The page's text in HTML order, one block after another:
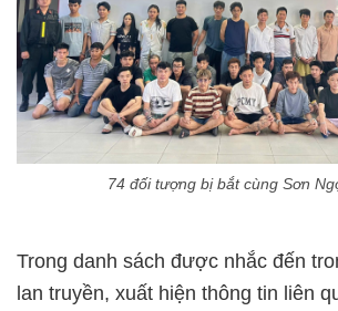
74 đối tượng bị bắt cùng Sơn
Trong danh sách được nhắc đến
lan truyền, xuất hiện thông tin liên